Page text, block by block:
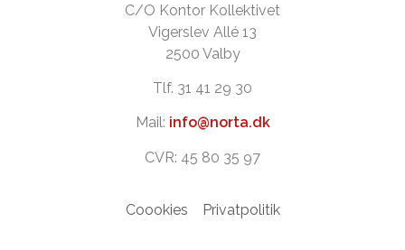
C/O Kontor Kollektivet
Vigerslev Allé 13
2500 Valby
Tlf. 31 41 29 30
Mail: info@norta.dk
CVR: 45 80 35 97
Coookies Privatpolitik